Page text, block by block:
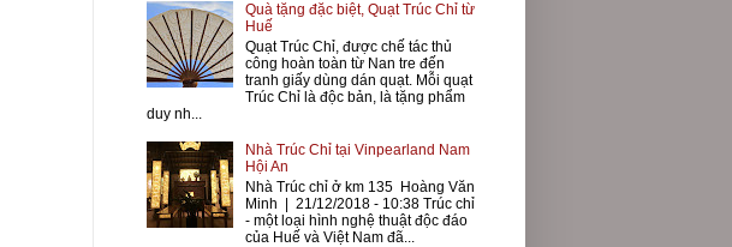
Quà tặng đặc biệt, Quạt Trúc Chỉ từ
Huế
Quạt Trúc Chỉ, được chế tác thủ
công hoàn toàn từ Nan tre đến
tranh giấy dùng dán quạt. Mỗi quạt
Trúc Chỉ là độc bản, là tặng phẩm
duy nh...
Nhà Trúc Chỉ tại Vinpearland Nam
Hội An
Nhà Trúc chỉ ở km 135 Hoàng Văn
Minh | 21/12/2018 - 10:38 Trúc chỉ
- một loại hình nghệ thuật độc đáo
của Huế và Việt Nam đã...